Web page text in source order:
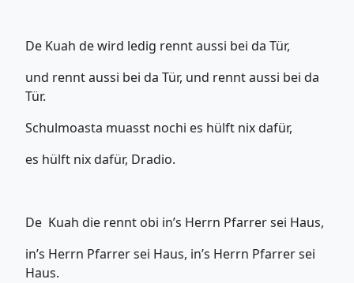
De Kuah de wird ledig rennt aussi bei da Tür,
und rennt aussi bei da Tür, und rennt aussi bei da
Tür.
Schulmoasta muasst nochi es hülft nix dafür,
es hülft nix dafür, Dradio.
De Kuah die rennt obi in’s Herrn Pfarrer sei Haus,
in’s Herrn Pfarrer sei Haus, in’s Herrn Pfarrer sei
Haus.